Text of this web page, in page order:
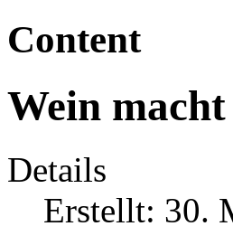
Content
Wein
Details
Erstellt: 30.